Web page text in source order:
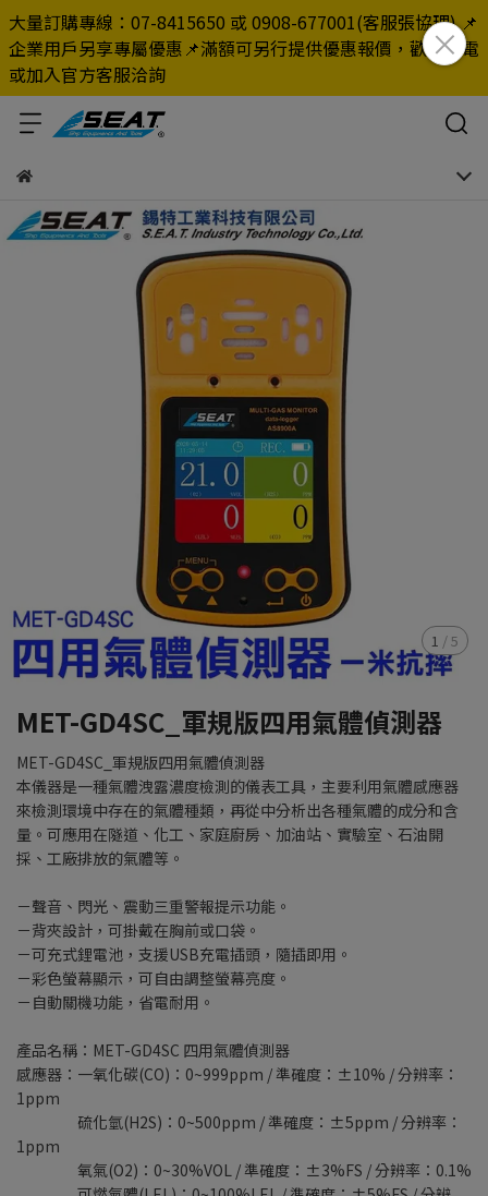
大量訂購專線：07-8415650 或 0908-677001(客服張協理) 📌
企業用戶另享專屬優惠📌滿額可另行提供優惠報價，歡迎來電
或加入官方客服洽詢
1 /5
MET-GD4SC_軍規版四用氣體偵測器
MET-GD4SC_軍規版四用氣體偵測器
本儀器是一種氣體洩露濃度檢測的儀表工具，主要利用氣體感應器
來檢測環境中存在的氣體種類，再從中分析出各種氣體的成分和含
量。可應用在隧道、化工、家庭廚房、加油站、實驗室、石油開
採、工廠排放的氣體等。
－聲音、閃光、震動三重警報提示功能。
－背夾設計，可掛戴在胸前或口袋。
－可充式鋰電池，支援USB充電插頭，隨插即用。
－彩色螢幕顯示，可自由調整螢幕亮度。
－自動關機功能，省電耐用。
產品名稱：MET-GD4SC 四用氣體偵測器
感應器：一氧化碳(CO)：0~999ppm / 準確度：±10% / 分辨率：
1ppm
硫化氫(H2S)：0~500ppm / 準確度：±5ppm / 分辨率：
1ppm
氧氣(O2)：0~30%VOL / 準確度：±3%FS / 分辨率：0.1%